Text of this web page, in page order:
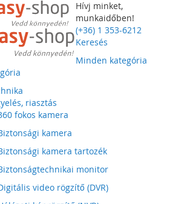
Hívj minket,
munkaidőben!
(+36) 1 353-6212
Keresés
Minden kategória
riasztás
fokos kamera
kamera
kamera tartozék
monitor
video rögzítő (DVR)